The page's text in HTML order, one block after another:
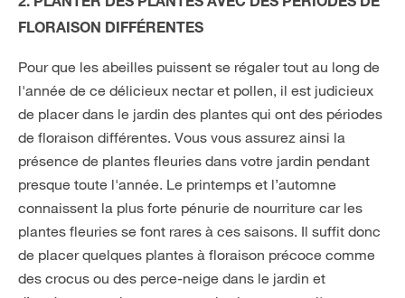
2. PLANTER DES PLANTES AVEC DES PÉRIODES DE
FLORAISON DIFFÉRENTES
Pour que les abeilles puissent se régaler tout au long de
l'année de ce délicieux nectar et pollen, il est judicieux
de placer dans le jardin des plantes qui ont des périodes
de floraison différentes. Vous vous assurez ainsi la
présence de plantes fleuries dans votre jardin pendant
presque toute l'année. Le printemps et l’automne
connaissent la plus forte pénurie de nourriture car les
plantes fleuries se font rares à ces saisons. Il suffit donc
de placer quelques plantes à floraison précoce comme
des crocus ou des perce-neige dans le jardin et